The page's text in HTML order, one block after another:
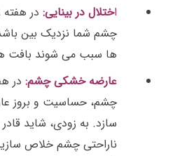
اختلال در بینایی: در هفته ۳۸ بارداری
چشم شما نزدیک بین
ها سبب می شوند بافت
عارضه خشکی چشم:
چشم، حساسیت و بروز
سازد. به زودی، شاید
ناراحتی چشم خلاص